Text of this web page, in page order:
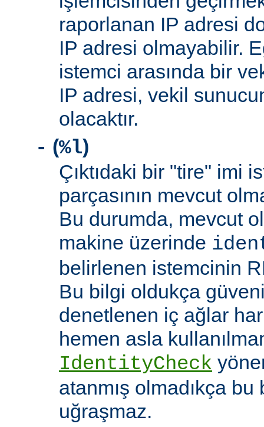
raporlanan IP adresi
IP adresi olmayabilir.
istemci arasında bir
IP adresi, vekil
olacaktır.
- (%l)
Çıktıdaki bir "tire" imi
parçasının mevcut
Bu durumda, mevcut
makine üzerinde
belirlenen istemcinin
Bu bilgi oldukça
denetlenen iç ağlar
hemen asla
IdentityCheck
atanmış olmadıkça
uğraşmaz.